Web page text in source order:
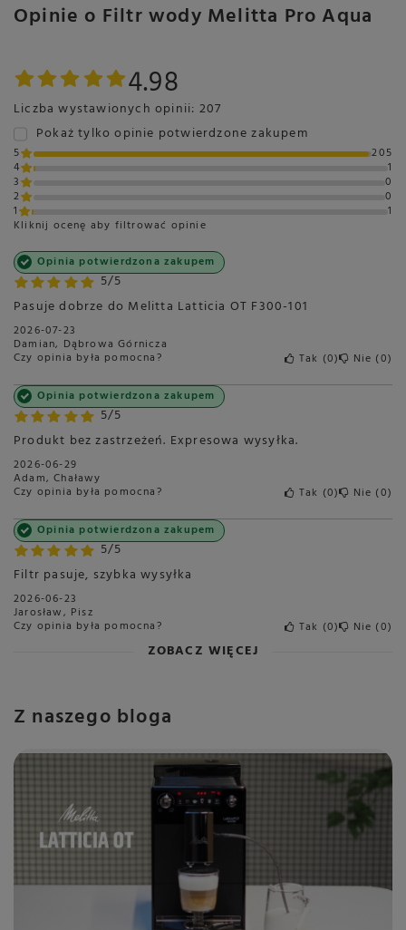
Opinie o Filtr wody Melitta Pro Aqua
4.98
Liczba wystawionych opinii: 207
Pokaż tylko opinie potwierdzone zakupem
5
205
4
1
3
0
2
0
1
1
Kliknij ocenę aby filtrować opinie
5/5
Opinia potwierdzona zakupem
Pasuje dobrze do Melitta Latticia OT F300-101
2026-07-23
Damian, Dąbrowa Górnicza
Czy opinia była pomocna? Tak 0 Nie 0
5/5
Opinia potwierdzona zakupem
Produkt bez zastrzeżeń. Expresowa wysyłka.
2026-06-29
Adam, Chaławy
Czy opinia była pomocna? Tak 0 Nie 0
5/5
Opinia potwierdzona zakupem
Filtr pasuje, szybka wysyłka
2026-06-23
Jarosław, Pisz
Czy opinia była pomocna? Tak 0 Nie 0
ZOBACZ WIĘCEJ
Z naszego bloga